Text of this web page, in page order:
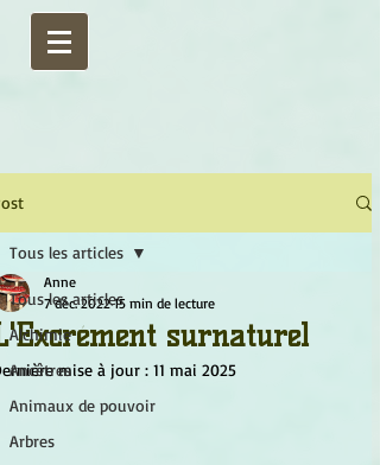
Tous les articles
Alchimie
Ancêtres
Animaux de pouvoir
Arbres
Tous les articles
surnaturel
Anne
7 déc. 2022 15 min de lecture
mise à jour : 11 mai 2025